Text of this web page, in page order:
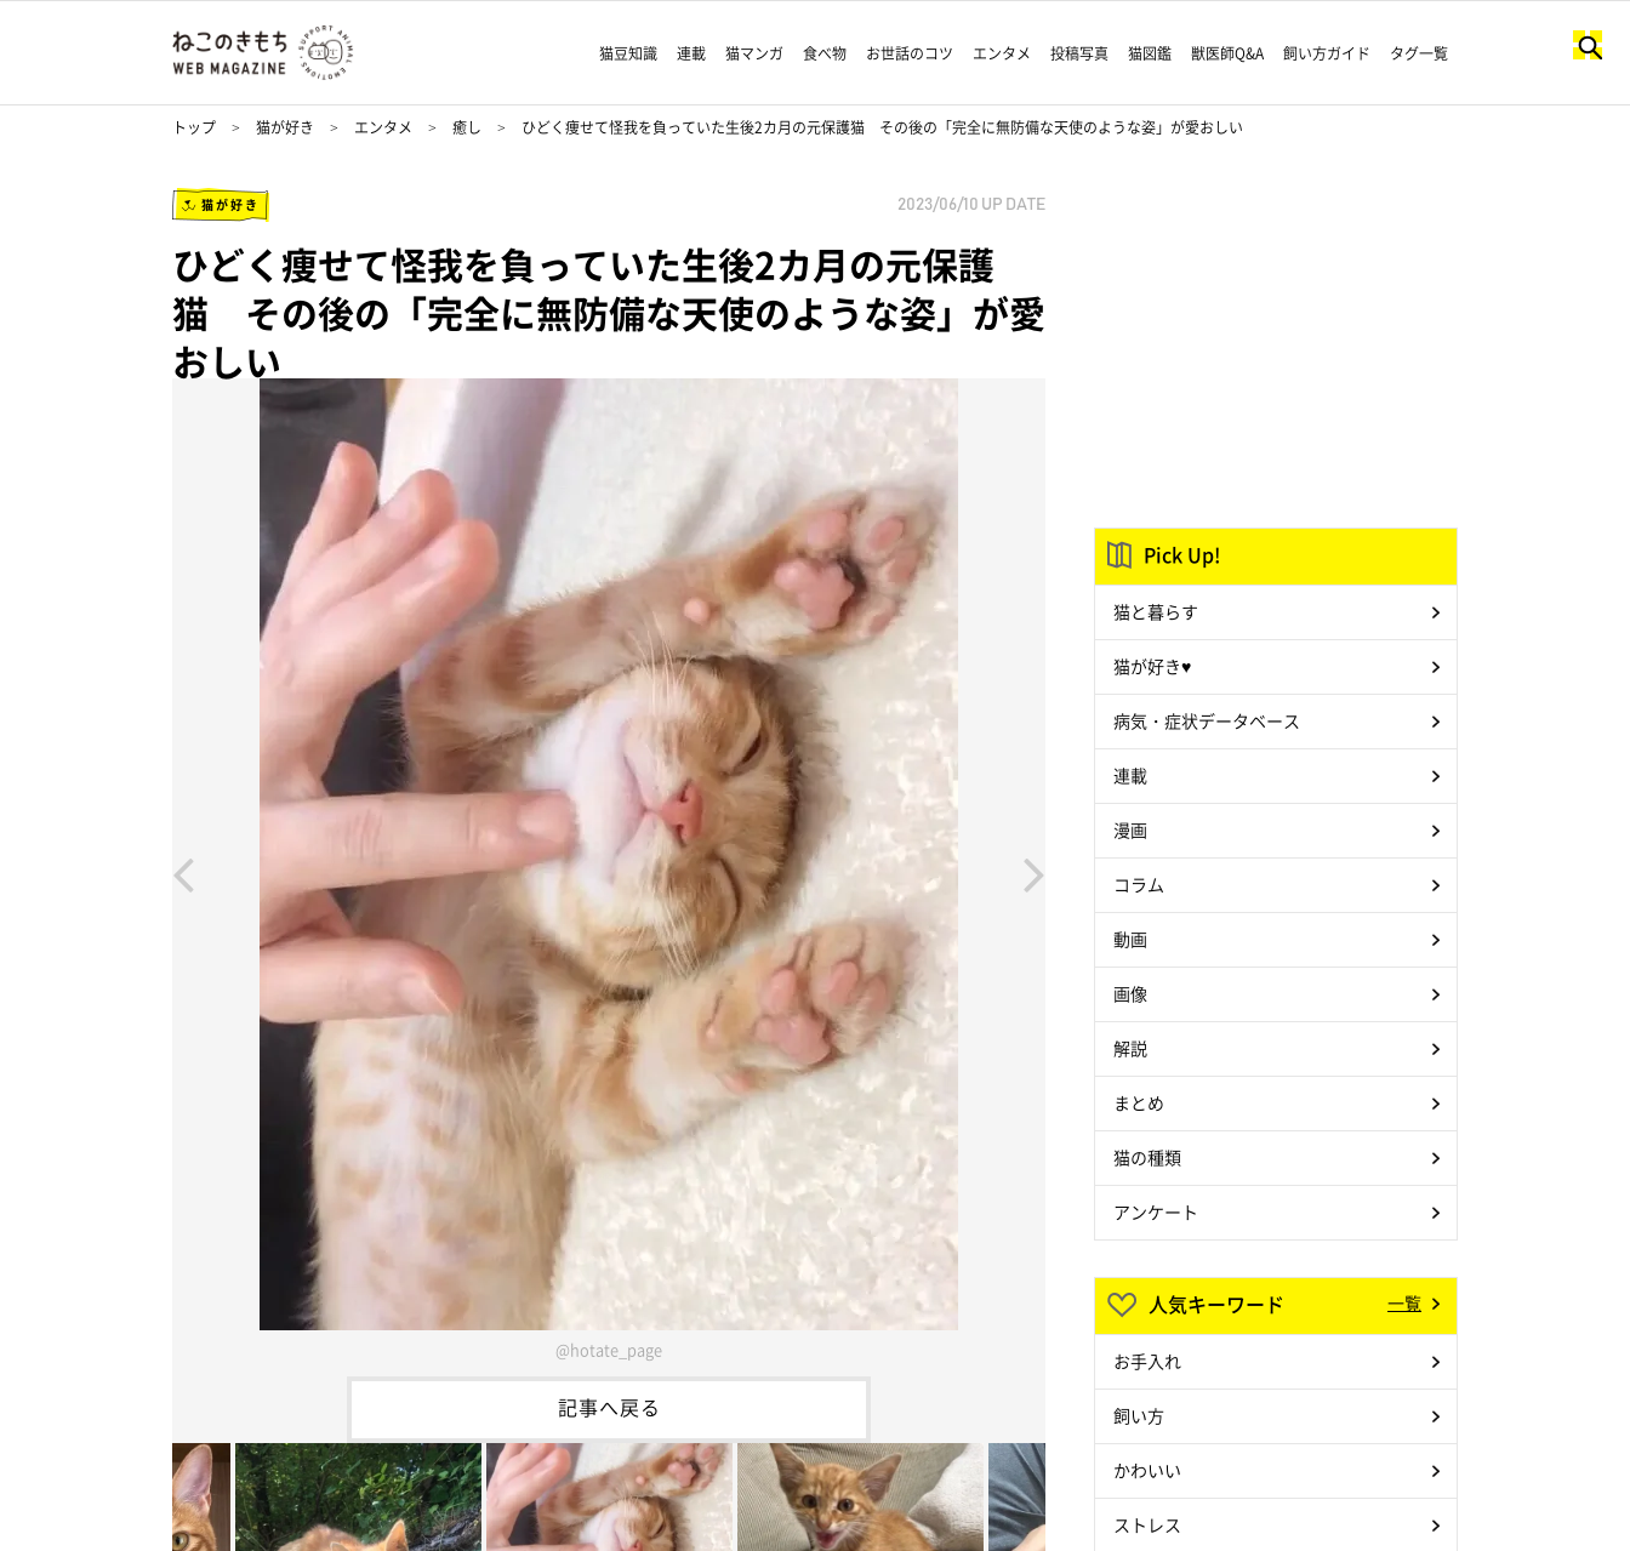
猫豆知識 連載 猫マンガ 食べ物 お世話のコツ エンタメ 投稿写真 猫図鑑 獣医師Q&A 飼い方ガイド タグ一覧
トップ 猫が好き エンタメ 癒し ひどく痩せて怪我を負っていた生後2カ月の元保護猫 その後の「完全に無防備な天使のような姿」が愛おしい
猫が好き 2023/06/10 UP DATE
ひどく痩せて怪我を負っていた生後2カ月の元保護
猫 その後の「完全に無防備な天使のような姿」が愛
おしい
@hotate_page
記事へ戻る
Pick Up!
猫と暮らす
猫が好き♥
病気・症状データベース
連載
漫画
コラム
動画
画像
解説
まとめ
猫の種類
アンケート
人気キーワード 一覧
お手入れ
飼い方
かわいい
ストレス